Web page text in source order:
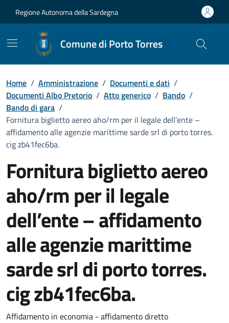
Regione Autonoma della Sardegna
Comune di Porto Torres
Home / Amministrazione / Documenti e dati /
Documenti Albo Pretorio / Atto generico / Bando /
Bando di gara /
Fornitura biglietto aereo aho/rm per il legale dell’ente –
affidamento alle agenzie marittime sarde srl di porto torres.
cig zb41fec6ba.
Fornitura biglietto aereo
aho/rm per il legale
dell’ente – affidamento
alle agenzie marittime
sarde srl di porto torres.
cig zb41fec6ba.
Dettaglio del documento
Affidamento in economia - affidamento diretto